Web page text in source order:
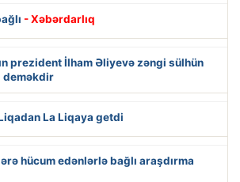
- Xəbərdarlıq
prezident İlham Əliyevə zəngi sülhün
deməkdir
La Liqaya getdi
hücum edənlərlə bağlı araşdırma